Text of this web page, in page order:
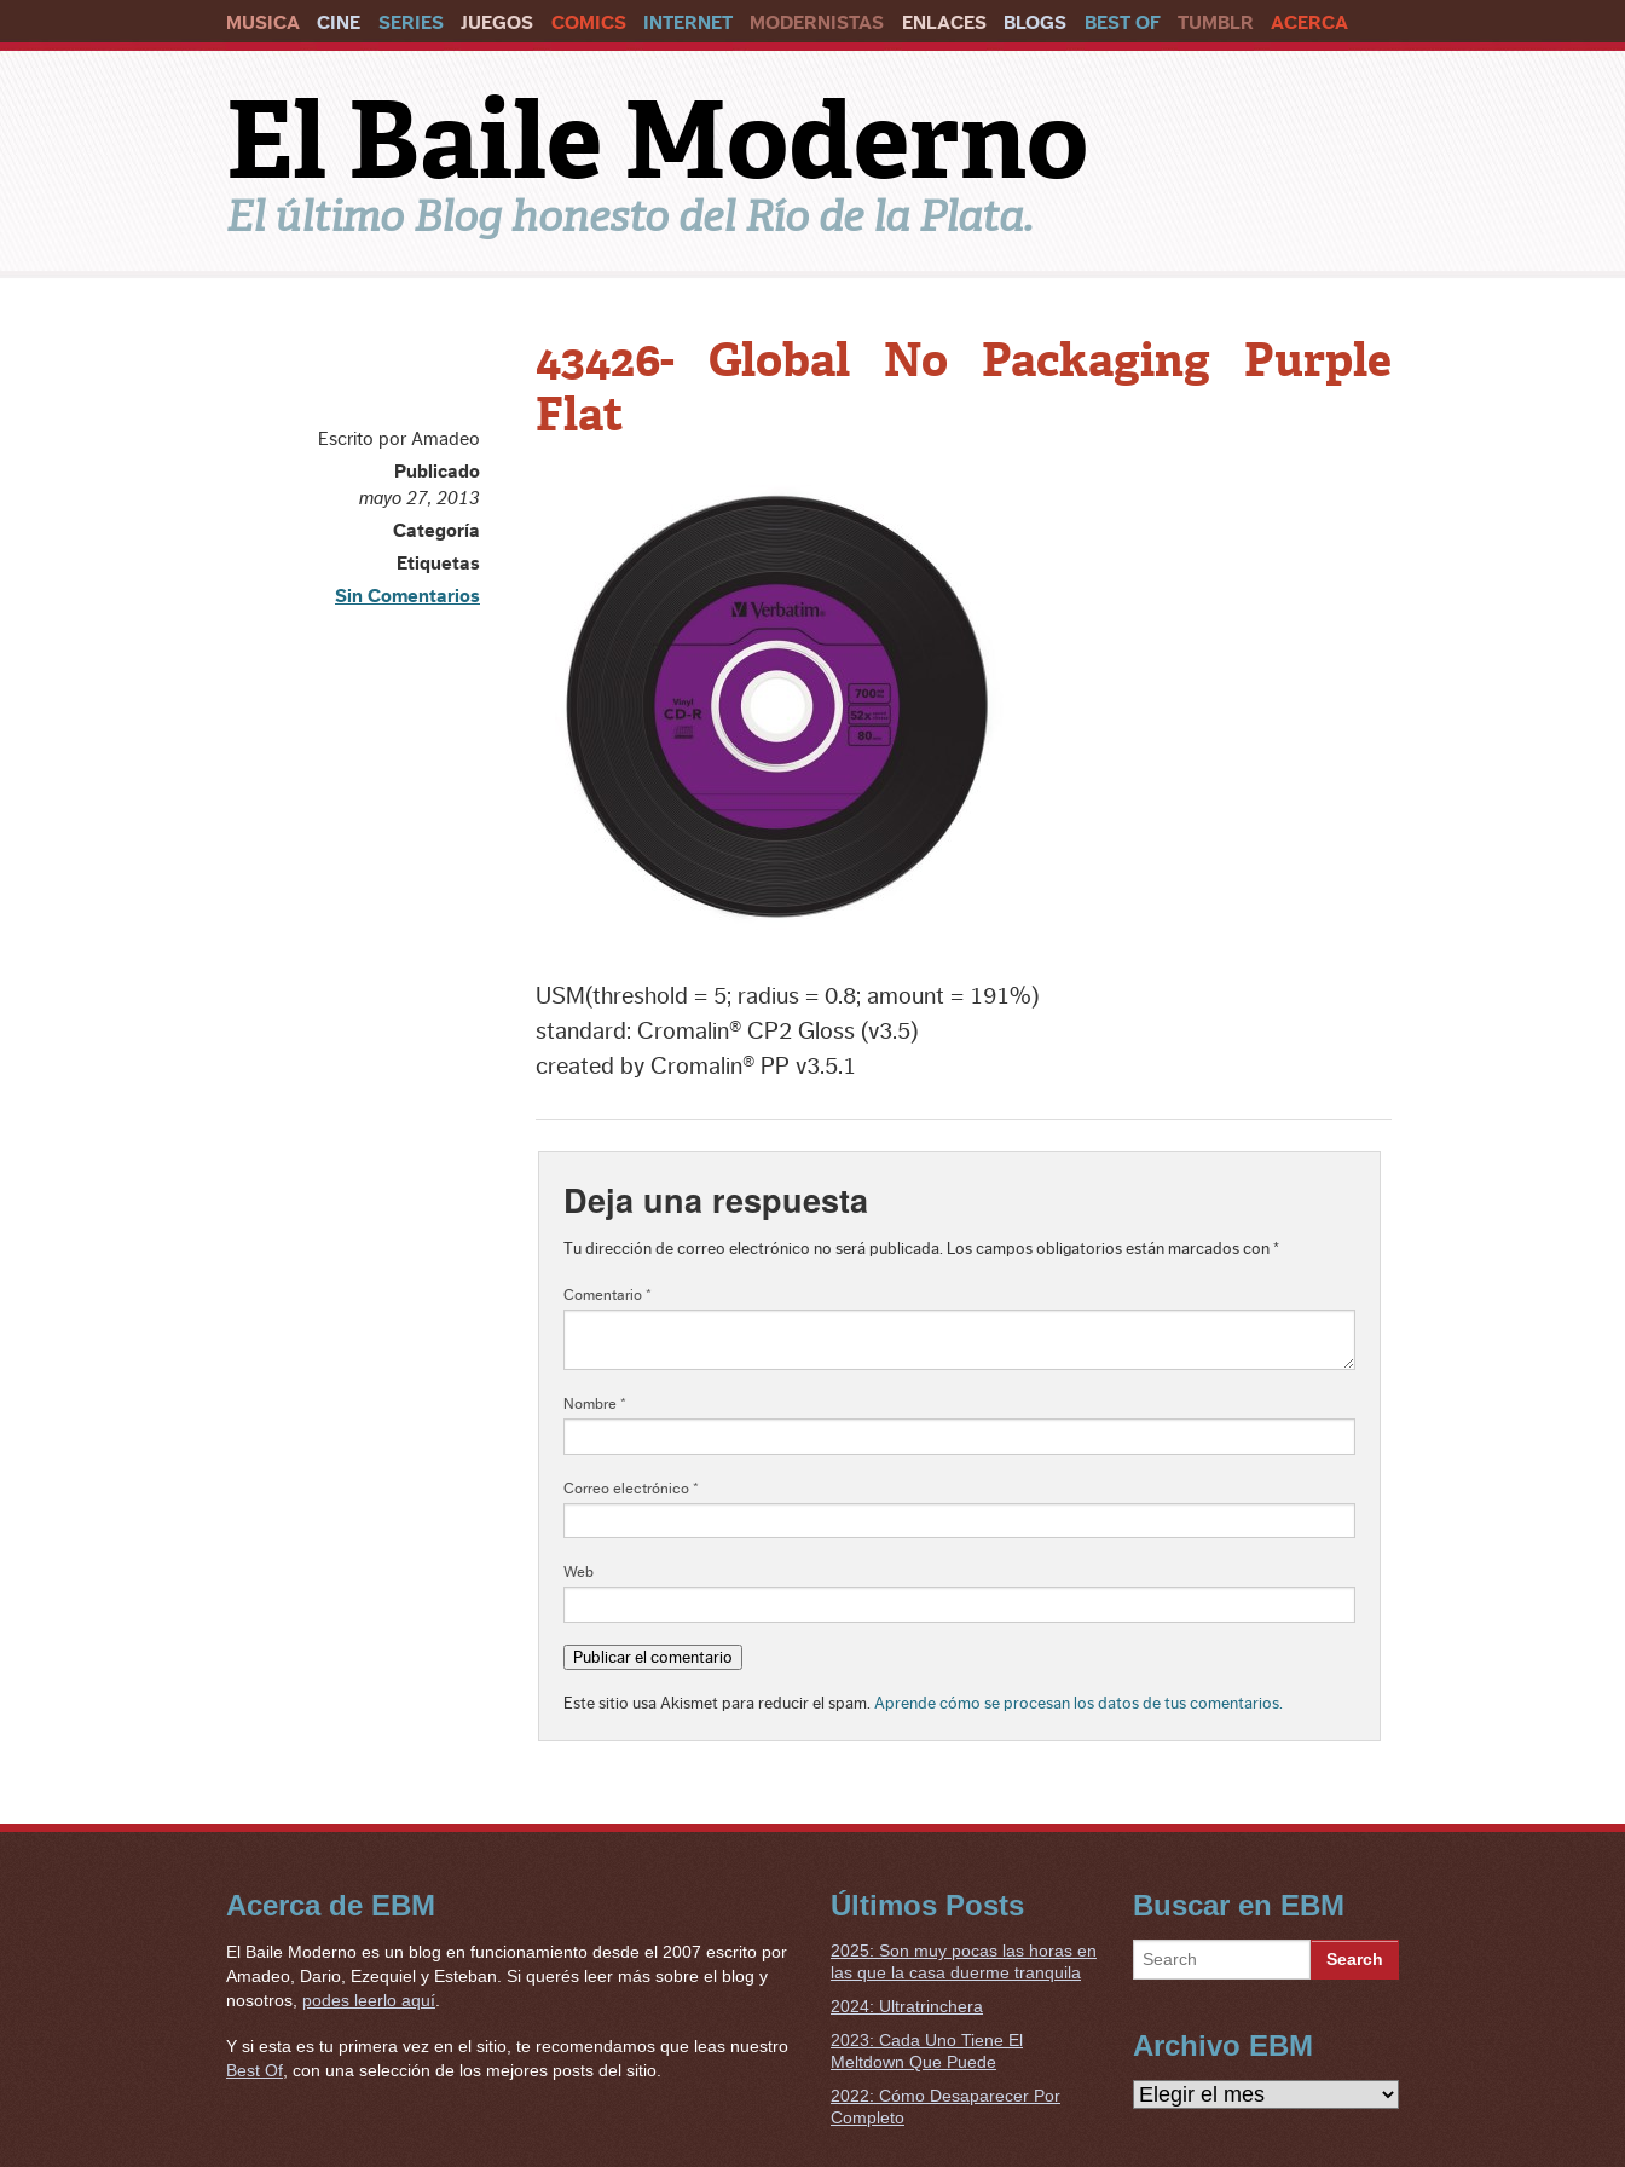
MUSICA CINE SERIES JUEGOS COMICS INTERNET MODERNISTAS ENLACES BLOGS BEST OF TUMBLR ACERCA
El Baile Moderno
El último Blog honesto del Río de la Plata.
Escrito por Amadeo
Publicado
mayo 27, 2013
Categoría
Etiquetas
Sin Comentarios
43426- Global No Packaging Purple
Flat
USM(threshold = 5; radius = 0.8; amount = 191%)
standard: Cromalin® CP2 Gloss (v3.5)
created by Cromalin® PP v3.5.1
Deja una respuesta
Tu dirección de correo electrónico no será publicada. Los campos obligatorios están marcados con *
Comentario *
Nombre *
Correo electrónico *
Web
Este sitio usa Akismet para reducir el spam. Aprende cómo se procesan los datos de tus comentarios.
Acerca de EBM
El Baile Moderno es un blog en funcionamiento desde el 2007 escrito por
Amadeo, Dario, Ezequiel y Esteban. Si querés leer más sobre el blog y
nosotros, podes leerlo aquí.
Y si esta es tu primera vez en el sitio, te recomendamos que leas nuestro
Best Of, con una selección de los mejores posts del sitio.
Últimos Posts
2025: Son muy pocas las horas en
las que la casa duerme tranquila
2024: Ultratrinchera
2023: Cada Uno Tiene El
Meltdown Que Puede
2022: Cómo Desaparecer Por
Completo
Buscar en EBM
Archivo EBM
Archivo
EBM